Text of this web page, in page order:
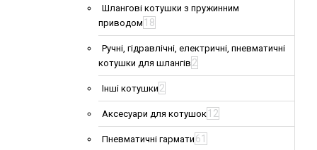
Шлангові котушки з пружинним
приводом 18
Ручні, гідравлічні, електричні, пневматичні
котушки для шлангів 2
Інші котушки 2
Аксесуари для котушок 12
Пневматичні гармати 61